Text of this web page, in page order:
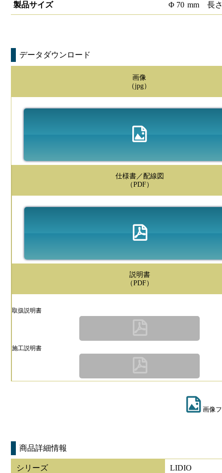
製品サイズ Φ 70 mm 長
データダウンロード
画像
（jpg）
仕様書／配線図
（PDF）
説明書
（PDF）
取扱説明書
施工説明書
画像
商品詳細情報
シリーズ LIDIO